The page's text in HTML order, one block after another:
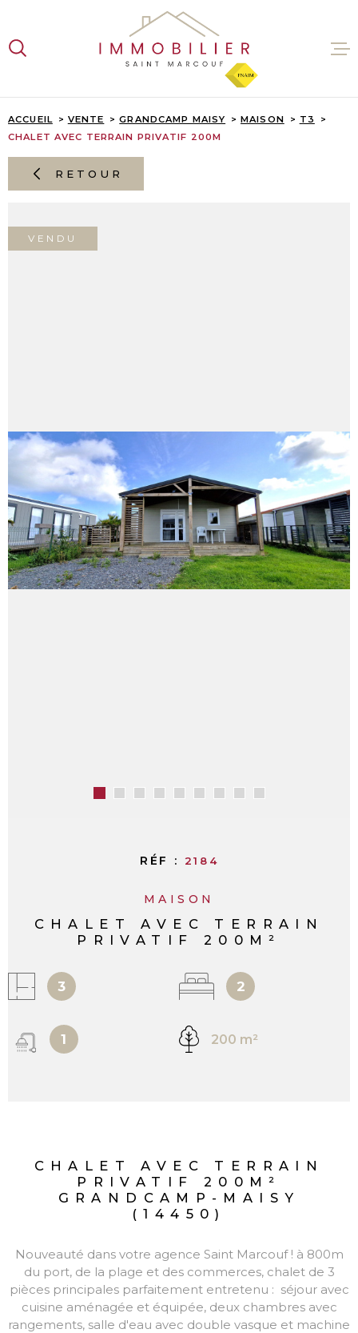
la
recherche
menu
principal
contenu
ACCUEIL VENTE GRANDCAMP MAISY MAISON
T3
CHALET AVEC TERRAIN PRIVATIF 200M
RETOUR
VENDU
RÉF : 2184
MAISON
CHALET AVEC TERRAIN
PRIVATIF 200M²
3 2
1 200 m²
CHALET AVEC TERRAIN
PRIVATIF 200M²
GRANDCAMP-MAISY
(14450)
Nouveauté dans votre agence Saint Marcouf ! à 800m
du port, de la plage et des commerces, chalet de 3
pièces principales parfaitement entretenu : séjour avec
cuisine aménagée et équipée, deux chambres avec
rangements, salle d'eau avec double vasque et machine